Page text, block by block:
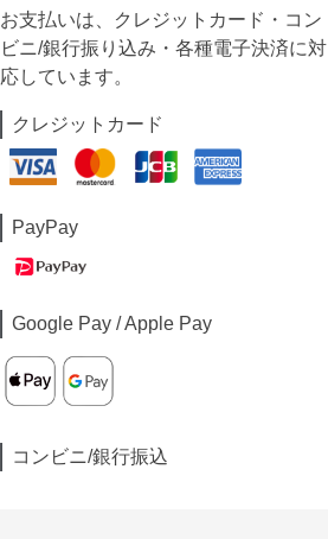
お支払いは、クレジットカード・コン
ビニ/銀行振り込み・各種電子決済に対
応しています。
クレジットカード
PayPay
Google Pay / Apple Pay
コンビニ/銀行振込